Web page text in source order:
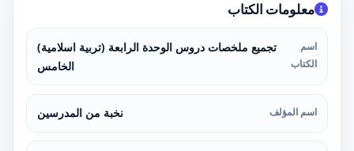
معلومات الكتاب
اسم
الكتاب
تجميع ملخصات دروس الوحدة الرابعة (تربية اسلامية)
الخامس
اسم المؤلف نخبة من المدرسين